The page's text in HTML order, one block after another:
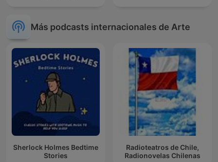
Más podcasts internacionales de Arte
Sherlock Holmes Bedtime
Stories
Radioteatros de Chile,
Radionovelas Chilenas